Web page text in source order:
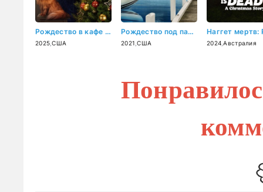
Рождество в кафе "Кошачья мята" (2025)
2025 ,США
Рождество под парусом (2021)
2021 ,США 2024 ,Австралия